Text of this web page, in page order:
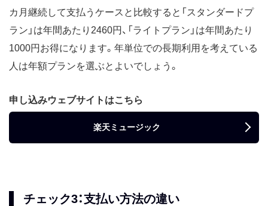
カ月継続して支払うケースと比較すると「スタンダードプ
ラン」は年間あたり2460円、「ライトプラン」は年間あたり
1000円お得になります。年単位での長期利用を考えている
人は年額プランを選ぶとよいでしょう。
申し込みウェブサイトはこちら
楽天ミュージック
チェック3：支払い方法の違い